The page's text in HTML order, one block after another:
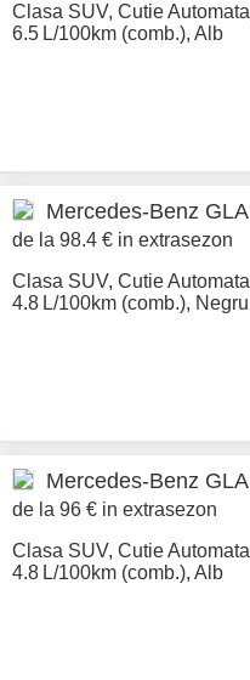
Clasa SUV, Cutie Automata
6.5 L/100km (comb.), Alb
Mercedes-Benz
de la 98.4 € in extrasezon
Clasa SUV, Cutie Automata
4.8 L/100km (comb.), Negru
Mercedes-Benz
de la 96 € in extrasezon
Clasa SUV, Cutie Automata
4.8 L/100km (comb.), Alb